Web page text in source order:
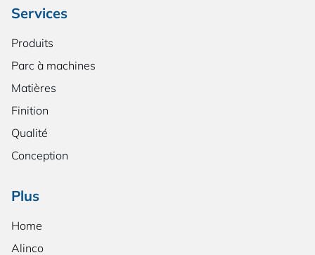
Services
Produits
Parc à machines
Matières
Finition
Qualité
Conception
Plus
Home
Alinco